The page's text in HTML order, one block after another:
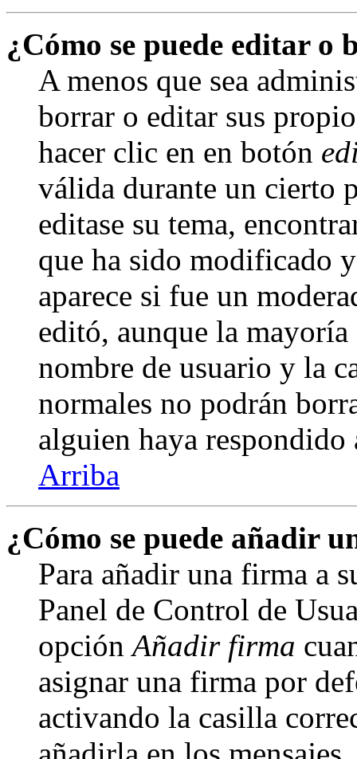
¿Cómo se puede editar o
A menos que sea
borrar o editar sus
hacer clic en en botón
válida durante un cierto
editase su tema,
que ha sido modificado
aparece si fue un
editó, aunque la
nombre de usuario y la
normales no podrán
alguien haya respondido
Arriba
¿Cómo se puede añadir
Para añadir una firma a
Panel de Control de
opciónAñadir firma
asignar una firma por
activando la casilla